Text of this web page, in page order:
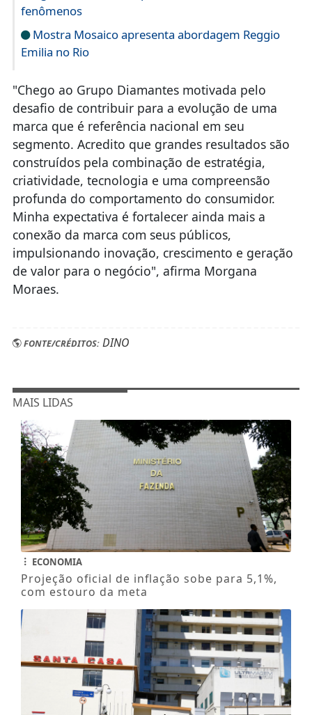
fenômenos
Mostra Mosaico apresenta abordagem Reggio
Emilia no Rio
"Chego ao Grupo Diamantes motivada pelo
desafio de contribuir para a evolução de uma
marca que é referência nacional em seu
segmento. Acredito que grandes resultados são
construídos pela combinação de estratégia,
criatividade, tecnologia e uma compreensão
profunda do comportamento do consumidor.
Minha expectativa é fortalecer ainda mais a
conexão da marca com seus públicos,
impulsionando inovação, crescimento e geração
de valor para o negócio", afirma Morgana
Moraes.
FONTE/CRÉDITOS:DINO
MAIS LIDAS
ECONOMIA
Projeção oficial de inflação sobe para 5,1%,
com estouro da meta